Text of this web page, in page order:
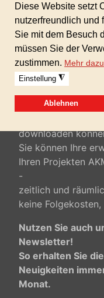
Ihre Bestellung mit
bestätigt. In
Downloadlink
auf diesen Link
einzuloggen. Es
downloaden
Sie können Ihre
Ihren Projekten
-
zeitlich und
keine
Nutzen Sie auch
Newsletter!
So erhalten Sie
Neuigkeiten
Monat.